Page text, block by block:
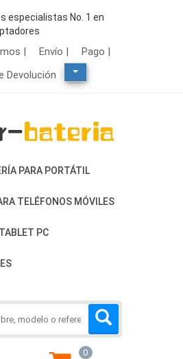
especialistas No. 1 en
| Envío |
Pago |
Devolución
PARA PORTÁTIL
TELÉFONOS MÓVILES
PC
0